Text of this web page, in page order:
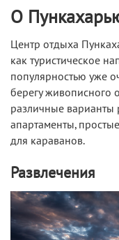
О
Центр отдыха
как туристическое
популярностью уже
берегу живописного
различные
апартаменты,
для караванов.
Развлечения